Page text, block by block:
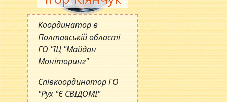
Координатор в
Полтавській області
ГО "ІЦ "Майдан
Моніторинг"
Співкоординатор ГО
"Рух "Є СВІДОМІ"